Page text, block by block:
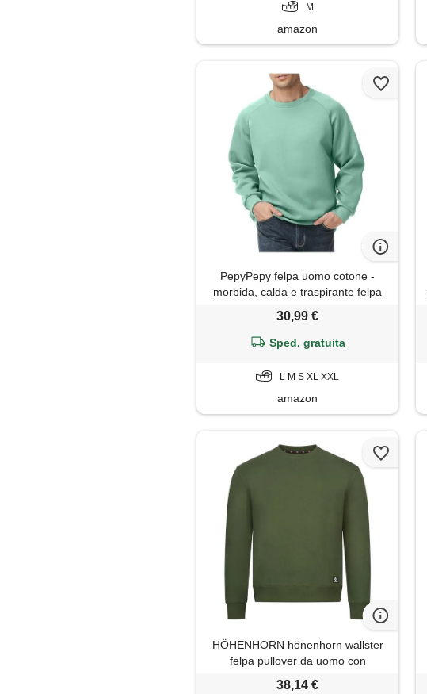
M
amazon
PepyPepy felpa uomo cotone -
morbida, calda e traspirante felpa
quotidiano & tempo libero
30,99 €
Sped. gratuita
L M S XL XXL
amazon
HÖHENHORN hönenhorn wallster
felpa pullover da uomo con
girocollo, in cotone, verde, l
38,14 €